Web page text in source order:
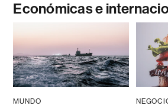
Económicas e
MUNDO